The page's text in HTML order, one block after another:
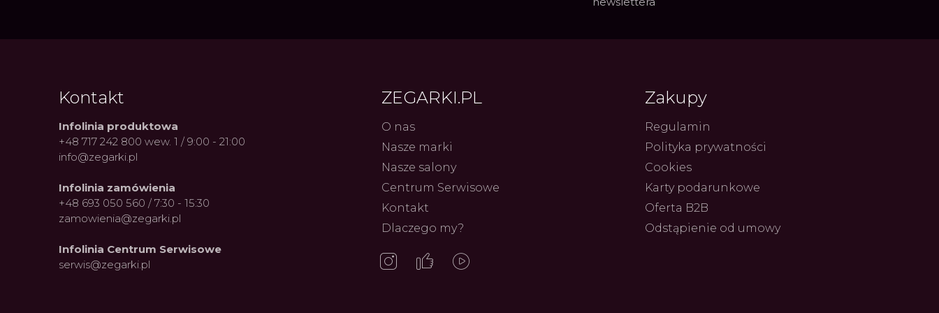
Kontakt
Infolinia produktowa
+48 717 242 800 wew. 1 / 9:00 - 21:00
info@zegarki.pl
Infolinia zamówienia
+48 693 050 560 / 7:30 - 15:30
zamowienia@zegarki.pl
Infolinia Centrum Serwisowe
serwis@zegarki.pl
ZEGARKI.PL
O nas
Nasze marki
Nasze salony
Centrum Serwisowe
Kontakt
Dlaczego my?
Zakupy
Regulamin
Polityka prywatności
Cookies
Karty podarunkowe
Oferta B2B
Odstąpienie od umowy